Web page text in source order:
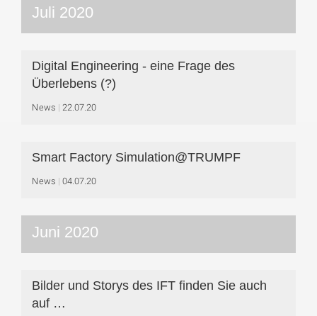
Juli 2020
Digital Engineering - eine Frage des
Überlebens (?)
News 22.07.20
Smart Factory Simulation@TRUMPF
News 04.07.20
Juni 2020
Bilder und Storys des IFT finden Sie auch
auf …